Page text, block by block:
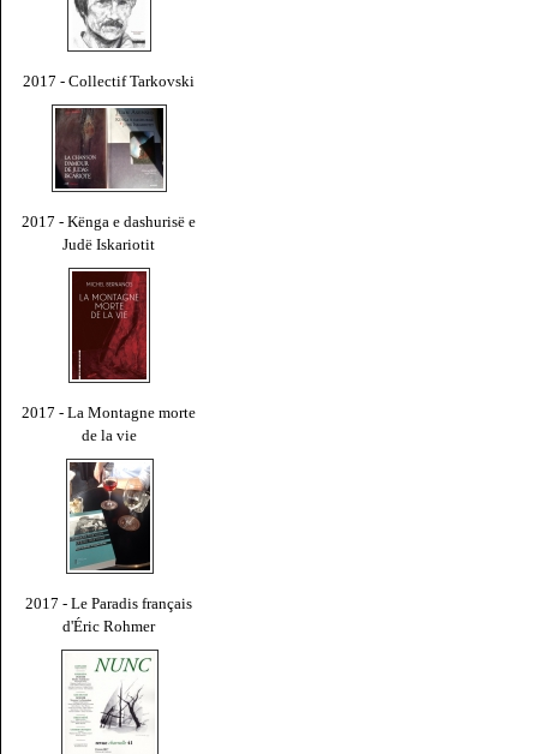
2017 - Collectif Tarkovski
2017 - Kënga e dashurisë e
Judë Iskariotit
2017 - La Montagne morte
de la vie
2017 - Le Paradis français
d'Éric Rohmer